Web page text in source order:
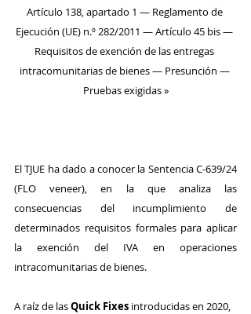
Artículo 138, apartado 1 — Reglamento de
Ejecución (UE) n.º 282/2011 — Artículo 45 bis —
Requisitos de exención de las entregas
intracomunitarias de bienes — Presunción —
Pruebas exigidas »
El TJUE ha dado a conocer la Sentencia C-639/24
(FLO veneer), en la que analiza las
consecuencias del incumplimiento de
determinados requisitos formales para aplicar
la exención del IVA en operaciones
intracomunitarias de bienes.
A raíz de las Quick Fixes introducidas en 2020,